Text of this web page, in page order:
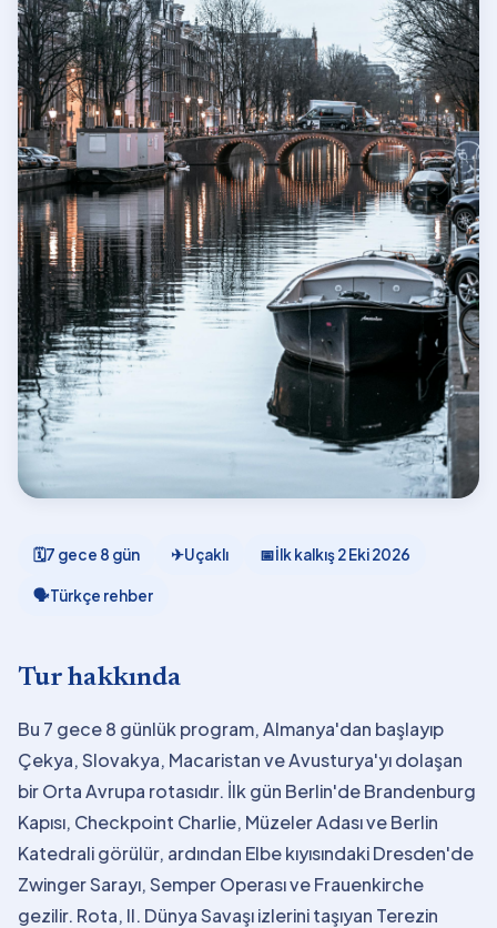
🗓7 gece 8 gün ✈Uçaklı 📅İlk kalkış2 Eki 2026
🗣Türkçe rehber
Tur hakkında
Bu 7 gece 8 günlük program, Almanya'dan başlayıp
Çekya, Slovakya, Macaristan ve Avusturya'yı dolaşan
bir Orta Avrupa rotasıdır. İlk gün Berlin'de Brandenburg
Kapısı, Checkpoint Charlie, Müzeler Adası ve Berlin
Katedrali görülür, ardından Elbe kıyısındaki Dresden'de
Zwinger Sarayı, Semper Operası ve Frauenkirche
gezilir. Rota, II. Dünya Savaşı izlerini taşıyan Terezin